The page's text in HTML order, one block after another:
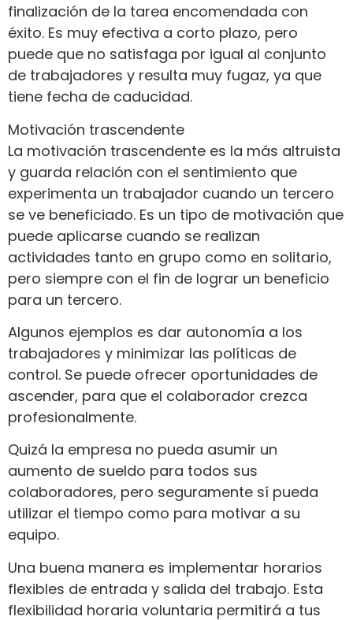
finalización de la tarea encomendada con
éxito. Es muy efectiva a corto plazo, pero
puede que no satisfaga por igual al conjunto
de trabajadores y resulta muy fugaz, ya que
tiene fecha de caducidad.
Motivación trascendente
La motivación trascendente es la más altruista
y guarda relación con el sentimiento que
experimenta un trabajador cuando un tercero
se ve beneficiado. Es un tipo de motivación que
puede aplicarse cuando se realizan
actividades tanto en grupo como en solitario,
pero siempre con el fin de lograr un beneficio
para un tercero.
Algunos ejemplos es dar autonomía a los
trabajadores y minimizar las políticas de
control. Se puede ofrecer oportunidades de
ascender, para que el colaborador crezca
profesionalmente.
Quizá la empresa no pueda asumir un
aumento de sueldo para todos sus
colaboradores, pero seguramente sí pueda
utilizar el tiempo como para motivar a su
equipo.
Una buena manera es implementar horarios
flexibles de entrada y salida del trabajo. Esta
flexibilidad horaria voluntaria permitirá a tus